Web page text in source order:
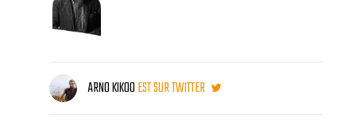
ARNO KIKOOEST SUR TWITTER